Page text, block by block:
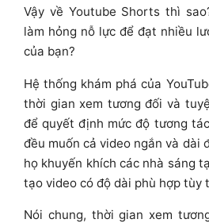
Vậy về Youtube Shorts thì
làm hỏng nỗ lực để đạt nhiều
của bạn?
Hệ thống khám phá của
thời gian xem tương đối và
để quyết định mức độ tương
đều muốn cả video ngắn và dài
họ khuyến khích các nhà sáng
tạo video có độ dài phù hợp tùy
Nói chung, thời gian xem